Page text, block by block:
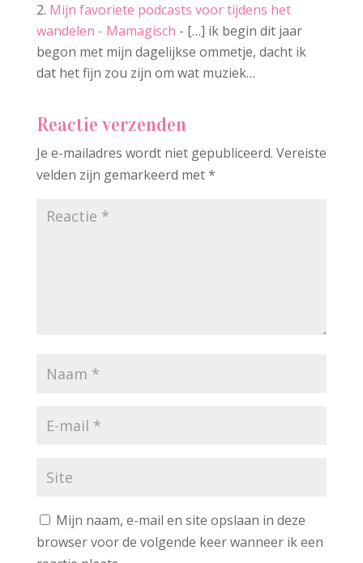
Mijn favoriete podcasts voor tijdens het
wandelen - Mamagisch - […] ik begin dit jaar
begon met mijn dagelijkse ommetje, dacht ik
dat het fijn zou zijn om wat muziek…
Reactie verzenden
Je e-mailadres wordt niet gepubliceerd. Vereiste
velden zijn gemarkeerd met*
Mijn naam, e-mail en site opslaan in deze
browser voor de volgende keer wanneer ik een